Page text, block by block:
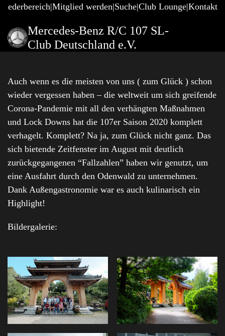
Mitglied werden Suche Club Lounge Kontakt
Mercedes-Benz R/C 107 SL-
Club Deutschland e.V.
Auch wenn es die meisten von uns ( zum Glück ) schon
wieder vergessen haben – die weltweit um sich greifende
Corona-Pandemie mit all den verhängten Maßnahmen
und Lock Downs hat die 107er Saison 2020 komplett
verhagelt. Komplett? Na ja, zum Glück nicht ganz. Das
sich bietende Zeitfenster im August mit deutlich
zurückgegangenen “Fallzahlen” haben wir genutzt, um
eine Ausfahrt durch den Odenwald zu unternehmen.
Dank Außengastronomie war es auch kulinarisch ein
Highlight!
Bildergalerie: